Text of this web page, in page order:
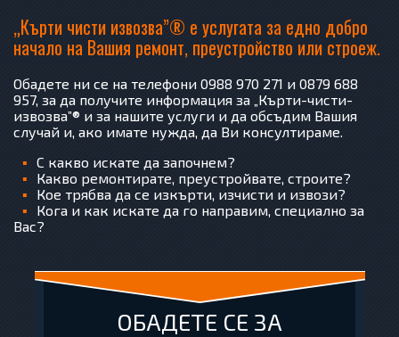
„Кърти чисти извозва”® е услугата за едно добро
начало на Вашия ремонт, преустройство или строеж.
Обадете ни се на телефони 0988 970 271 и 0879 688
957, за да получите информация за „Кърти-чисти-
извозва”® и за нашите услуги и да обсъдим Вашия
случай и, ако имате нужда, да Ви консултираме.
С какво искате да започнем?
Какво ремонтирате, преустройвате, строите?
Кое трябва да се изкърти, изчисти и извози?
Кога и как искате да го направим, специално за
Вас?
ОБАДЕТЕ СЕ ЗА